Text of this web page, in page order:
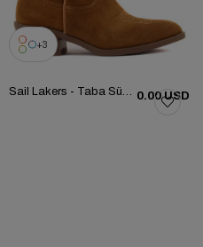
3
Sail Lakers - Taba Süet Nakışlı Kadın Çizme 105-5079-010173 0.00 USD